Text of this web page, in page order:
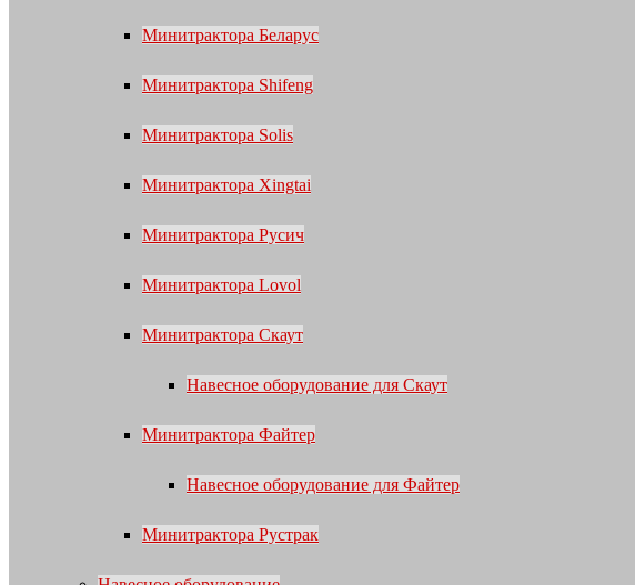
Минитрактора Беларус
Минитрактора Shifeng
Минитрактора Solis
Минитрактора Xingtai
Минитрактора Русич
Минитрактора Lovol
Минитрактора Скаут
Навесное оборудование для Скаут
Минитрактора Файтер
Навесное оборудование для Файтер
Минитрактора Рустрак